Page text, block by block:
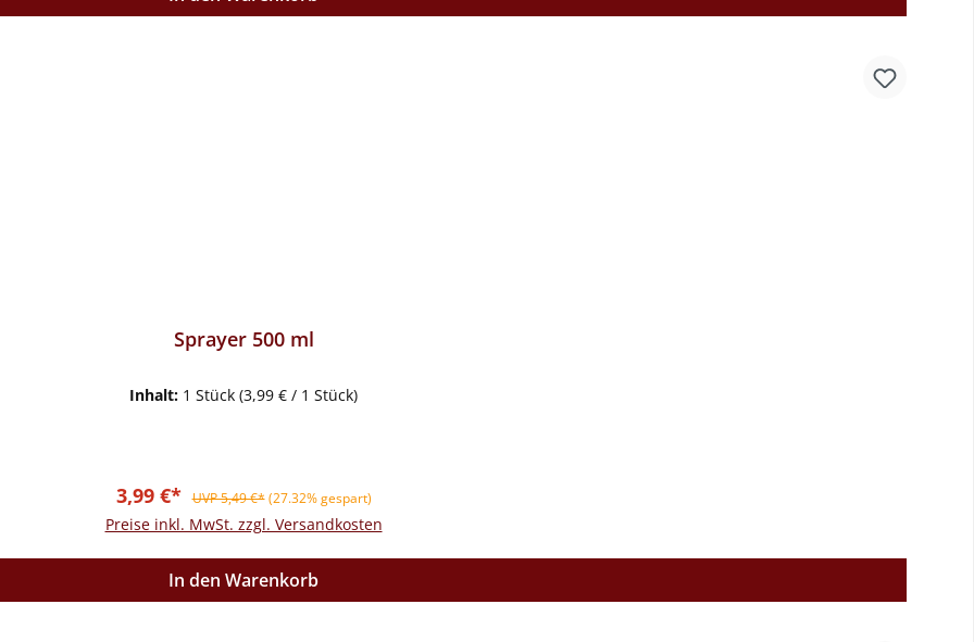
Sprayer 500 ml
Inhalt: 1 Stück (3,99 € / 1 Stück)
Verkaufspreis:
3,99 €* Regulärer Preis:
UVP 5,49 €* (27.32% gespart)
Preise inkl. MwSt. zzgl. Versandkosten
In den Warenkorb